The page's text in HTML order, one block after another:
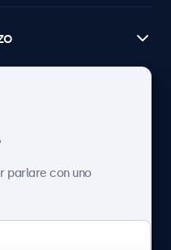
parlare con uno